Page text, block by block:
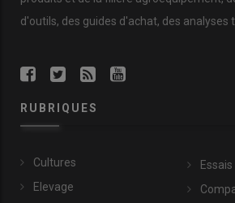
d'outils, des guides d'achat, des analyses
RUBRIQUES
Cultures
Elevage
Essais